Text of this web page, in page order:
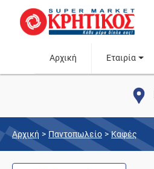
Αρχική Εταιρία
Αρχική > Παντοπωλείο > Καφές